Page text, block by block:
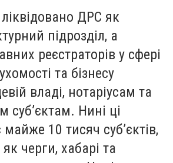
ДРС як
підрозділ, а
реєстраторів у сфері
та бізнесу
владі, нотаріусам та
суб’єктам. Нині ці
10 тисяч суб’єктів,
черги, хабарі та